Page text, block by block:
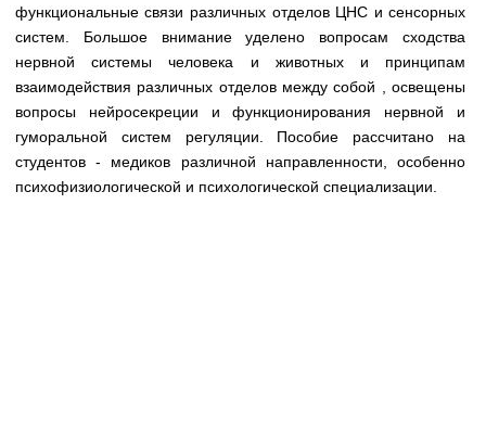
Медицинская стандартизация
Нормативы экстренной и неотложной помощи
Нормы лабораторных и инструментальных
исследований
Обратная связь
Добавить материал
функциональные связи различных отделов ЦНС и сенсорных
систем. Большое внимание уделено вопросам сходства
нервной системы человека и животных и принципам
взаимодействия различных отделов между собой , освещены
вопросы нейросекреции и функционирования нервной и
гуморальной систем регуляции. Пособие рассчитано на
студентов - медиков различной направленности, особенно
психофизиологической и психологической специализации.